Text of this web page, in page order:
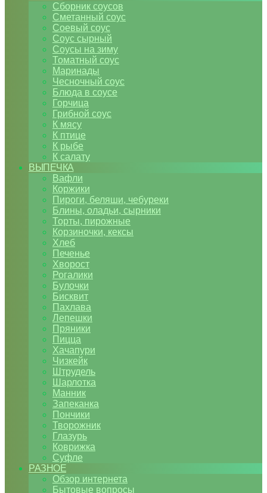
Сборник соусов
Сметанный соус
Соевый соус
Соус сырный
Соусы на зиму
Томатный соус
Маринады
Чесночный соус
Блюда в соусе
Горчица
Грибной соус
К мясу
К птице
К рыбе
К салату
ВЫПЕЧКА
Вафли
Коржики
Пироги, беляши, чебуреки
Блины, оладьи, сырники
Торты, пирожные
Корзиночки, кексы
Хлеб
Печенье
Хворост
Рогалики
Булочки
Бисквит
Пахлава
Лепешки
Пряники
Пицца
Хачапури
Чизкейк
Штрудель
Шарлотка
Манник
Запеканка
Пончики
Творожник
Глазурь
Коврижка
Суфле
РАЗНОЕ
Обзор интернета
Бытовые вопросы